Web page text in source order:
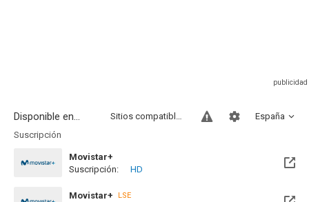
Disponible en... España
Sitios compatibles
Suscripción
Movistar+
Disponible hasta el Dom, 31 Ene 2027 (Quedan 5 meses)
Suscripción: HD
Movistar+
LSE